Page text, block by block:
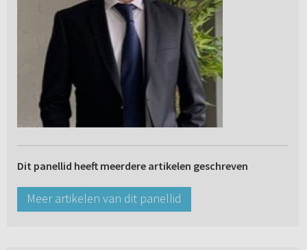
Dit panellid heeft meerdere artikelen geschreven
Meer artikelen van dit panellid